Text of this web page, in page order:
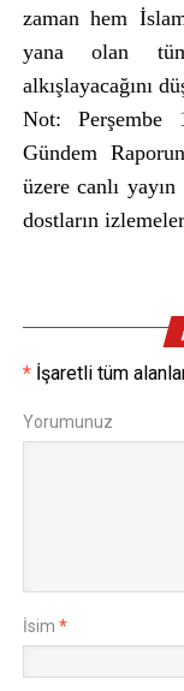
zaman hem
yana olan
alkışlayacağını
Not:
Gündem
üzere canlı
dostların
* İşaretli tüm
Yorumunuz
İsim *